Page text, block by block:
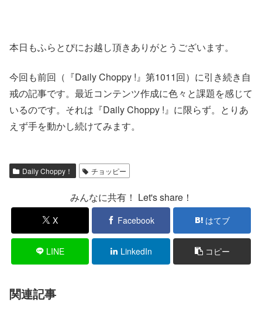
本日もふらとぴにお越し頂きありがとうございます。
今回も前回（『Daily Choppy !』第1011回）に引き続き自
戒の記事です。最近コンテンツ作成に色々と課題を感じて
いるのです。それは『Daily Choppy !』に限らず。とりあ
えず手を動かし続けてみます。
Daily Choppy！ チョッピー
みんなに共有！ Let's share！
X Facebook はてブ
LINE LinkedIn コピー
関連記事